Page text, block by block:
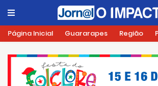
Página Inicial Guararapes Região